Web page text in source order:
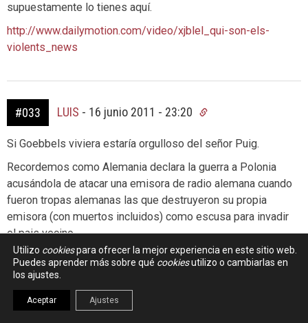
supuestamente lo tienes aquí.
http://www.dailymotion.com/video/xjblel_qui-son-els-
violents_news
#033 LUIS - 16 junio 2011 - 23:20
Si Goebbels viviera estaría orgulloso del señor Puig.
Recordemos como Alemania declara la guerra a Polonia
acusándola de atacar una emisora de radio alemana cuando
fueron tropas alemanas las que destruyeron su propia
emisora (con muertos incluidos) como escusa para invadir
el pais vecino.
O anteriormente como EEUU declara la guerra a España
acusándolo del hundimiento de un buque de guerra (en
este otro caso es posible que fuera un sabotaje realizado
por EEUU o un accidente fortuito del que posteriormente
Utilizo cookiespara ofrecer la mejor experiencia en este sitio web.
Puedes aprender más sobre qué cookiesutilizo o cambiarlas en
los ajustes.
Aceptar Ajustes